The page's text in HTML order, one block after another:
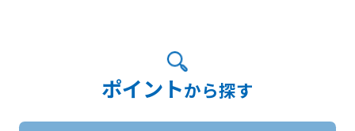
ポイントから探す